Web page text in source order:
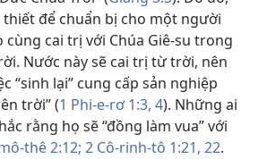
thiết để chuẩn bị cho một người
cai trị với Chúa Giê-su trong
Nước này sẽ cai trị từ trời, nên
“sinh lại” cung cấp sản nghiệp
trời” (1 Phi-e-rơ 1:3, 4). Những ai
rằng họ sẽ “đồng làm vua” với
thê 2:12; 2 Cô-rinh-tô 1:21, 22.